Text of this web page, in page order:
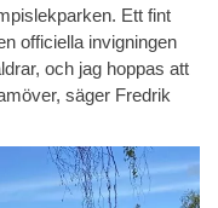
Ett fint
officiella invigningen
och jag hoppas att
säger Fredrik